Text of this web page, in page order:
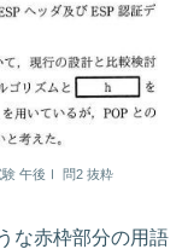
験 午後Ⅰ 問2 抜粋
な赤枠部分の用語